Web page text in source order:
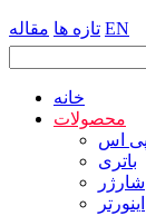
تازه ها مقاله EN
خانه
محصولات
باتری
شارژر
اینورتر